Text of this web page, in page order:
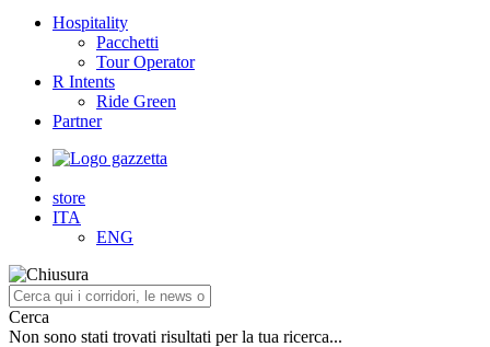
Hospitality
Pacchetti
Tour Operator
R Intents
Ride Green
Partner
store
ITA
ENG
Cerca
Non sono stati trovati risultati per la tua ricerca...